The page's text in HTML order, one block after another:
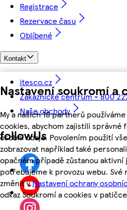
Nastavení soukromí a
My a našich 18 partnerů
cookies, abychom zajistili správné
osobní údaje. Povolením použití
zobrazovat například také
opačném případě zůstanou
potřebujeme k provozu webu. Své
změnit vNastavení ochrany
odkaz Soukromí a cookies v
Registrace
Rezervace času
Oblíbené
Kontakt
itesco.cz
Zákaznické centrum - 800
Naše obchody
followUs